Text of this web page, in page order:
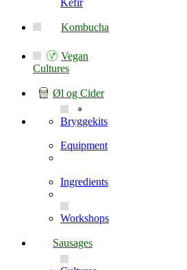
Kombucha
Vegan
Cultures
Øl og Cider
Bryggekits
Equipment
Ingredients
Workshops
Sausages